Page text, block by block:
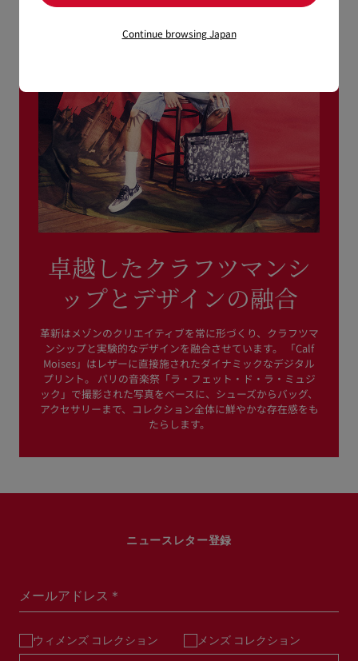
卓越したクラフツマンシ
ップとデザインの融合
革新はメゾンのクリエイティブを常に形づくり、クラフツマ
ンシップと実験的なデザインを融合させています。 「Calf
Moises」はレザーに直接施されたダイナミックなデジタル
プリント。 パリの音楽祭「ラ・フェット・ド・ラ・ミュジ
ック」で撮影された写真をベースに、シューズからバッグ、
アクセサリーまで、コレクション全体に鮮やかな存在感をも
たらします。
ニュースレター登録
メールアドレス＊
ウィメンズ コレクション メンズ コレクション
Continue browsing Japan